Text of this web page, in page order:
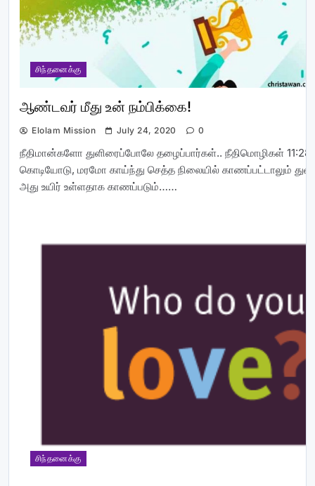
சிந்தனைக்கு
ஆண்டவர் மீது உன் நம்பிக்கை!
Elolam Mission July 24, 2020 0
நீதிமான்களோ துளிரைப்போலே தழைப்பார்கள்.. நீதிமொழிகள் 11:28
கொடியோடு, மரமோ காய்ந்து செத்த நிலையில் காணப்பட்டாலும்
அது உயிர் உள்ளதாக காணப்படும்……
சிந்தனைக்கு